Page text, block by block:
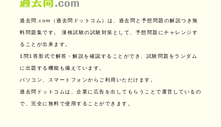
過去問.com（過去問ドットコム）は、過去問と予想問題の解説つき無
料問題集です。 漢検試験の試験対策として、予想問題にチャレンジす
ることが出来ます。
1問1答形式で解答・解説を確認することができ、試験問題をランダム
に出題する機能も備えています。
パソコン、スマートフォンからご利用いただけます。
過去問ドットコムは、企業に広告を出してもらうことで運営しているの
で、完全に無料で使用することができます。